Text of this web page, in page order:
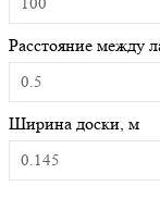
Расстояние между
Ширина доски, м